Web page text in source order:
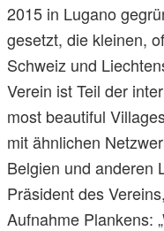
2015 in Lugano
gesetzt, die kleinen,
Schweiz und
Verein ist Teil der
most beautiful
mit ähnlichen
Belgien und anderen
Präsident des
Aufnahme Plankens: